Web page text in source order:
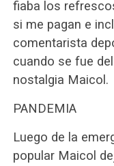
fiaba los
si me pagan e
comentarista
cuando se fue
nostalgia Maicol.
PANDEMIA
Luego de la
popular Maicol